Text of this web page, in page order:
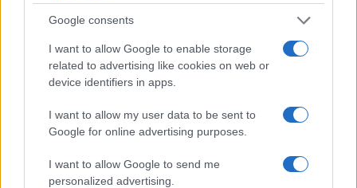
Google consents
I want to allow Google to enable storage
related to advertising like cookies on web or
device identifiers in apps.
I want to allow my user data to be sent to
Google for online advertising purposes.
I want to allow Google to send me
personalized advertising.
Continua a leggere